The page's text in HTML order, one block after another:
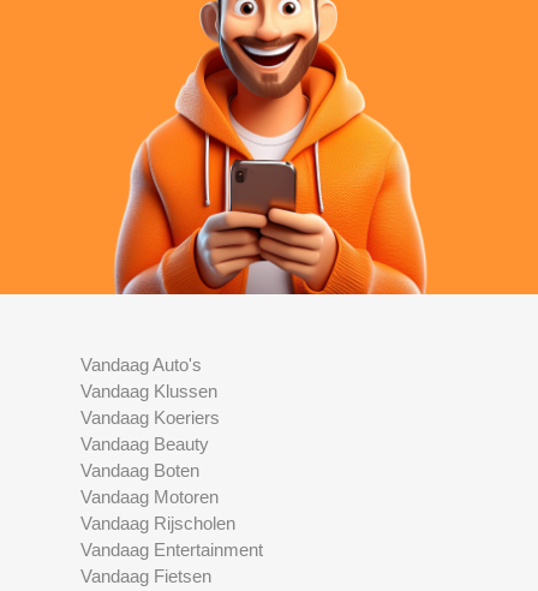
Vandaag Auto's
Vandaag Klussen
Vandaag Koeriers
Vandaag Beauty
Vandaag Boten
Vandaag Motoren
Vandaag Rijscholen
Vandaag Entertainment
Vandaag Fietsen